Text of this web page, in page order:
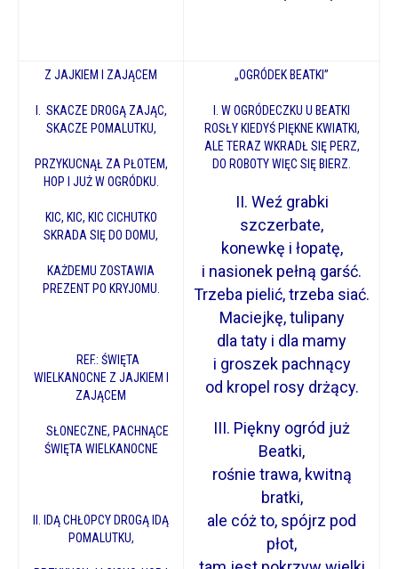
Z JAJKIEM I ZAJĄCEM
I. SKACZE DROGĄ ZAJĄC,
SKACZE POMALUTKU,
PRZYKUCNĄŁ ZA PŁOTEM,
HOP I JUŻ W OGRÓDKU.
KIC, KIC, KIC CICHUTKO
SKRADA SIĘ DO DOMU,
KAŻDEMU ZOSTAWIA
PREZENT PO KRYJOMU.
REF.: ŚWIĘTA
WIELKANOCNE Z JAJKIEM I
ZAJĄCEM
SŁONECZNE, PACHNĄCE
ŚWIĘTA WIELKANOCNE
II. IDĄ CHŁOPCY DROGĄ IDĄ
POMALUTKU,
„OGRÓDEK BEATKI”
I. W OGRÓDECZKU U BEATKI
ROSŁY KIEDYŚ PIĘKNE KWIATKI,
ALE TERAZ WKRADŁ SIĘ PERZ,
DO ROBOTY WIĘC SIĘ BIERZ.
II. Weź grabki
szczerbate,
konewkę i łopatę,
i nasionek pełną garść.
Trzeba pielić, trzeba siać.
Maciejkę, tulipany
dla taty i dla mamy
i groszek pachnący
od kropel rosy drżący.
III. Piękny ogród już
Beatki,
rośnie trawa, kwitną
bratki,
ale cóż to, spójrz pod
płot,